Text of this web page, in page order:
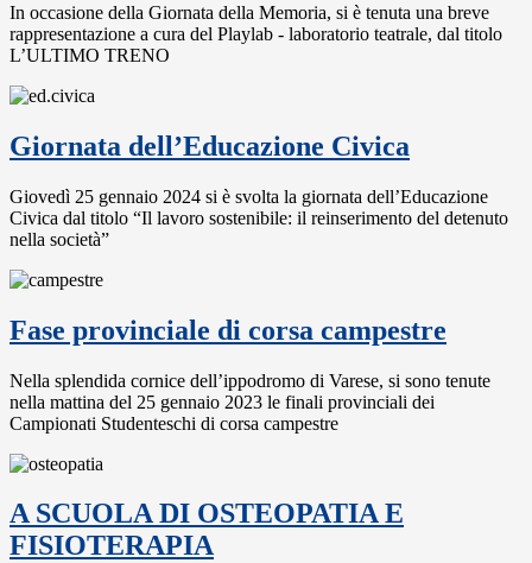
In occasione della Giornata della Memoria, si è tenuta una breve
rappresentazione a cura del Playlab - laboratorio teatrale, dal titolo
L’ULTIMO TRENO
Giornata dell’Educazione Civica
Giovedì 25 gennaio 2024 si è svolta la giornata dell’Educazione
Civica dal titolo “Il lavoro sostenibile: il reinserimento del detenuto
nella società”
Fase provinciale di corsa campestre
Nella splendida cornice dell’ippodromo di Varese, si sono tenute
nella mattina del 25 gennaio 2023 le finali provinciali dei
Campionati Studenteschi di corsa campestre
A SCUOLA DI OSTEOPATIA E
FISIOTERAPIA